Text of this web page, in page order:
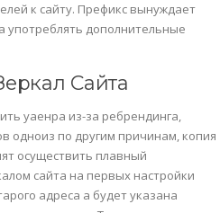
к сайту. Префикс вынуждает
употреблять дополнительные
Сайта
уаенра из-за ребрендинга,
одноиз по другим причинам, копия
осуществить плавный
сайта на первых настройки
адреса а будет указана